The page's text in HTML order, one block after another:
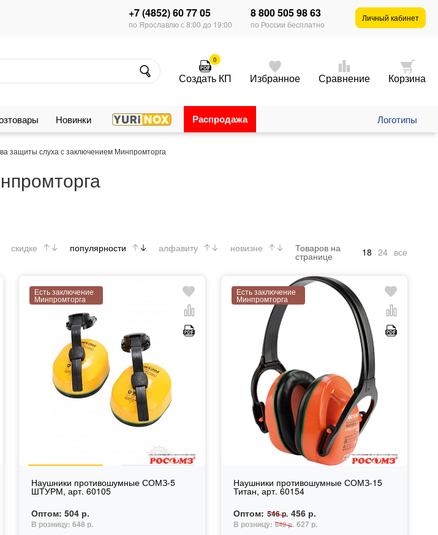
+7 (4852) 60 77 05
по Ярославлю с 8:00 до 19:00
8 800 505 98 63
по России бесплатно
Личный кабинет
0
Создать КП Избранное Сравнение Корзина
Новинки Распродажа Логотипы
защиты слуха с заключением Минпромторга
скидке популярности алфавиту новизне Товаров на
странице 18 24 все
Есть заключение
Минпромторга
Наушники противошумные СОМЗ-5
ШТУРМ, арт. 60105
Оптом:504 р.
В розницу:648 р.
Есть заключение
Минпромторга
Наушники противошумные СОМЗ-15
Титан, арт. 60154
Оптом: 546 р. 456 р.
В розницу:642 р. 627 р.